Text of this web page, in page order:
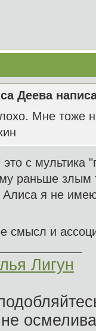
Деева
Мне тоже
с мультика
раньше злым
я не
смысл и
Лигун